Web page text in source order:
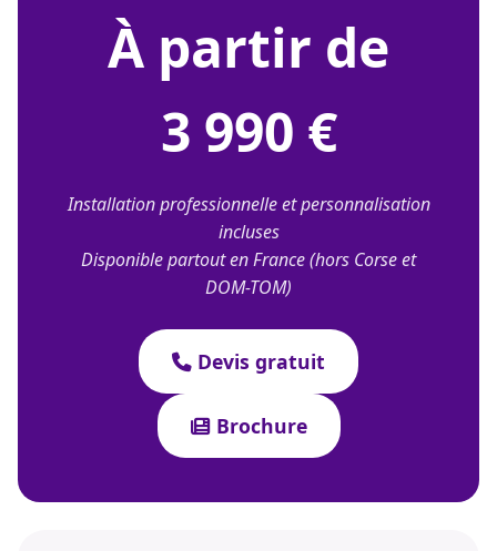
À partir de
3 990 €
Installation professionnelle et personnalisation
incluses
Disponible partout en France (hors Corse et
DOM-TOM)
Devis gratuit
Brochure